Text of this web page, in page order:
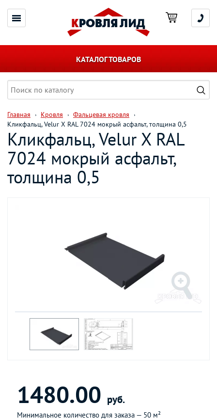
КАТАЛОГ ТОВАРОВ
Главная Кровля
Фальцевая кровля
Кликфальц, Velur X RAL 7024 мокрый асфальт, толщина 0,5
Кликфальц, Velur X RAL
7024 мокрый асфальт,
толщина 0,5
1480.00 руб.
Минимальное количество для заказа — 50 м²